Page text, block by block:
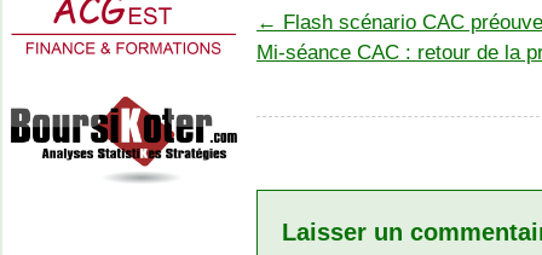
← Flash scénario CAC
Mi-séance CAC : retour de la
Laisser un